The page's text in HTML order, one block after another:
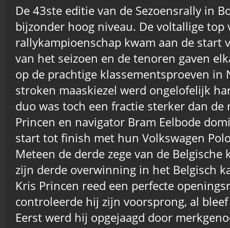
De 43ste editie van de Sezoensrally in
bijzonder hoog niveau. De voltallige top
rallykampioenschap kwam aan de start
van het seizoen en de tenoren gaven
op de prachtige klassementsproeven in
stroken maaskiezel werd ongelofelijk
duo was toch een fractie sterker dan de
Princen en navigator Bram Eelbode
start tot finish met hun Volkswagen
Meteen de derde zege van de
zijn derde overwinning in het Belgisch
Kris Princen reed een perfecte
controleerde hij zijn voorsprong, al
Eerst werd hij opgejaagd door